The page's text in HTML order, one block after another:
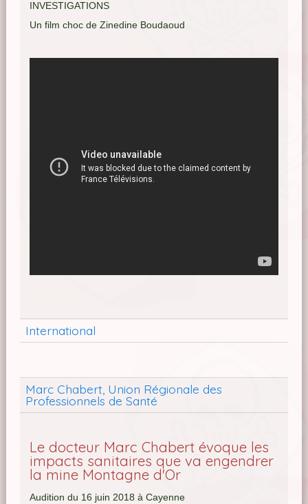
INVESTIGATIONS
Un film choc de Zinedine Boudaoud
International
Marc Chabert, Union Régionale des
Professionnels de Santé
Le docteur Marc Chabert évoque les
impacts sanitaires que va engendrer
la mine Montagne d'Or
Audition du 16 juin 2018 à Cayenne